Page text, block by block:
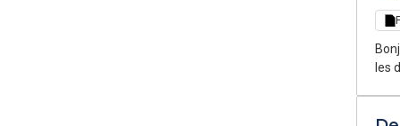
les